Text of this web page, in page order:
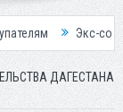
Экс-сотрудница
ДАГЕСТАНА